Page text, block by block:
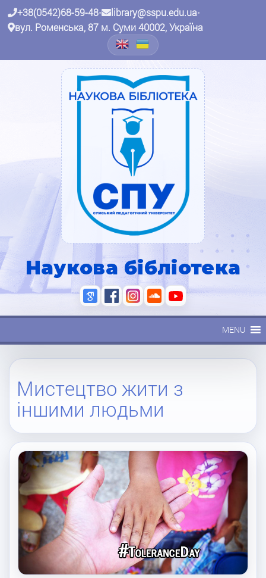
+38(0542)68-59-48• library@sspu.edu.ua•
вул. Роменська, 87 м. Суми 40002, Україна
Наукова бібліотека
MENU
Мистецтво жити з
іншими людьми